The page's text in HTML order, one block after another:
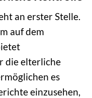
an erster Stelle.
auf dem
die elterliche
es
einzusehen,